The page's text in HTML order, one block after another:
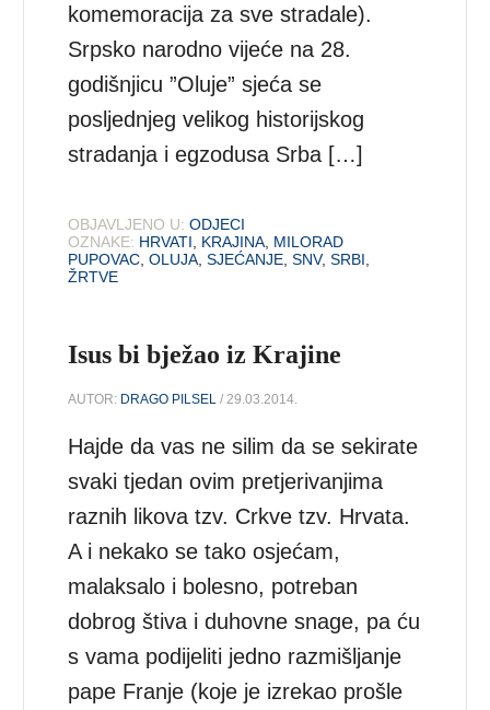
komemoracija za sve stradale).
Srpsko narodno vijeće na 28.
godišnjicu ”Oluje” sjeća se
posljednjeg velikog historijskog
stradanja i egzodusa Srba […]
OBJAVLJENO U: ODJECI
OZNAKE: HRVATI KRAJINA MILORAD
PUPOVAC ,OLUJA ,SJEĆANJE ,SNV,SRBI
ŽRTVE
Isus bi bježao iz Krajine
AUTOR: DRAGO PILSEL / 29.03.2014.
Hajde da vas ne silim da se sekirate
svaki tjedan ovim pretjerivanjima
raznih likova tzv. Crkve tzv. Hrvata.
A i nekako se tako osjećam,
malaksalo i bolesno, potreban
dobrog štiva i duhovne snage, pa ću
s vama podijeliti jedno razmišljanje
pape Franje (koje je izrekao prošle